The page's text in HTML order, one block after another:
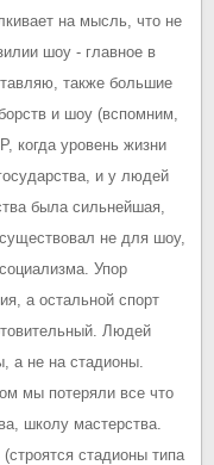
на мысль, что не
шоу - главное в
также большие
и шоу (вспомним,
когда уровень жизни
и у людей
была сильнейшая,
не для шоу,
Упор
а остальной спорт
Людей
а не на стадионы.
мы потеряли все что
школу мастерства.
стадионы типа